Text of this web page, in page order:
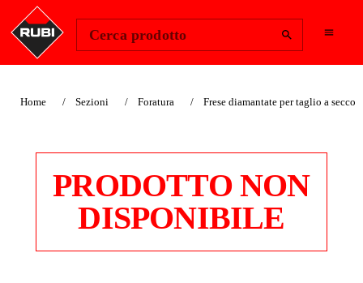
Cerca prodotto
Home Sezioni Foratura Frese diamantate per taglio a secco
PRODOTTO NON
DISPONIBILE